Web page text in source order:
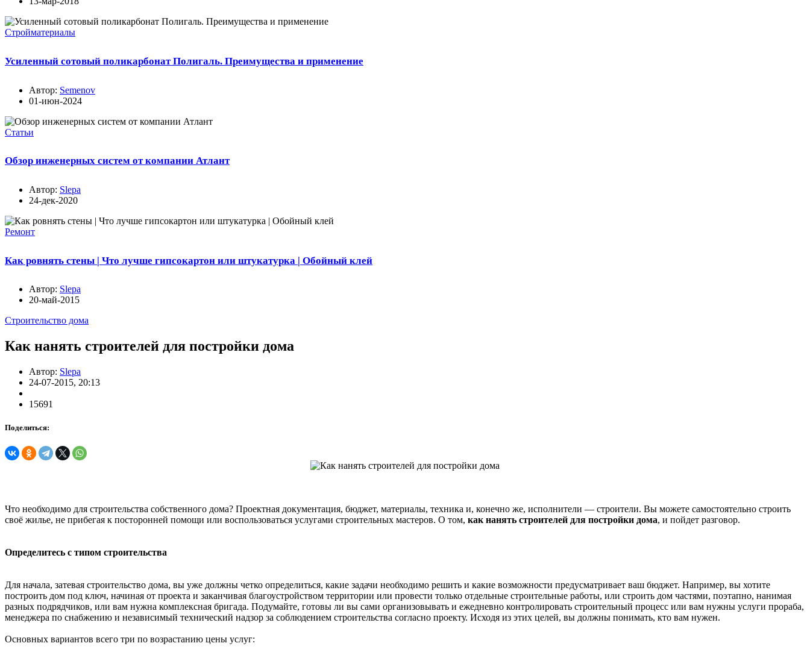
Стройматериалы
Усиленный сотовый поликарбонат Полигаль. Преимущества и применение
Автор: Semenov
01-июн-2024
Статьи
Обзор инженерных систем от компании Атлант
Автор: Slepa
24-дек-2020
Ремонт
Как ровнять стены | Что лучше гипсокартон или штукатурка | Обойный клей
Автор: Slepa
20-май-2015
Строительство дома
Как нанять строителей для постройки дома
Автор: Slepa
24-07-2015, 20:13
15691
Поделиться:
Что необходимо для строительства собственного дома? Проектная документация, бюджет, материалы, техника и, конечно же, исполнители — строители. Вы можете самостоятельно строить
своё жилье, не прибегая к посторонней помощи или воспользоваться услугами строительных мастеров. О том, как нанять строителей для постройки дома, и пойдет разговор.
Определитесь с типом строительства
Для начала, затевая строительство дома, вы уже должны четко определиться, какие задачи необходимо решить и какие возможности предусматривает ваш бюджет. Например, вы хотите
построить дом под ключ, начиная от проекта и заканчивая благоустройством территории или провести только отдельные строительные работы, или строить дом частями, поэтапно, нанимая
разных подрядчиков, или вам нужна комплексная бригада. Подумайте, готовы ли вы сами организовывать и ежедневно контролировать строительный процесс или вам нужны услуги прораба,
менеджера по снабжению и независимый технический надзор за соблюдением строительства согласно проекту. Исходя из этих целей, вы должны понимать, кто вам нужен.
Основных вариантов всего три по возрастанию цены услуг: